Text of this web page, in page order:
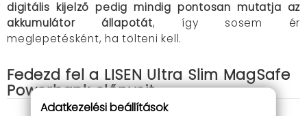
digitális kijelző pedig mindig pontosan mutatja az
akkumulátor állapotát, így sosem ér
meglepetésként, ha tölteni kell.
Fedezd fel a LISEN Ultra Slim MagSafe
Powerbank előnyeit
Adatkezelési beállítások